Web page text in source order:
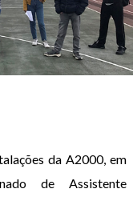
da A2000, em
de Assistente